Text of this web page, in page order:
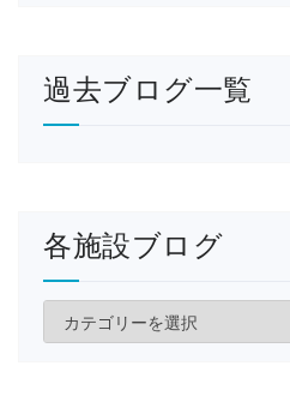
過去ブログ一覧
各施設ブログ
施